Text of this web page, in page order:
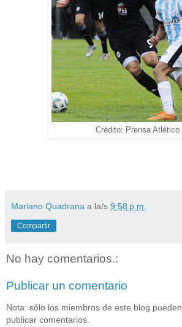
Crédito: Prensa Atlético
Mariano Quadrana a la/s 9:58 p.m.
Compartir
No hay comentarios.:
Publicar un comentario
Nota: sólo los miembros de este blog pueden
publicar comentarios.